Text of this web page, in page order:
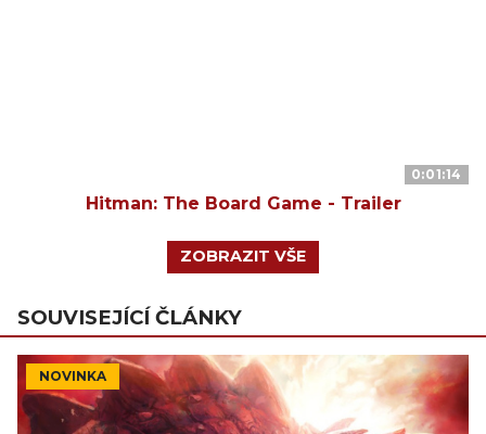
0:01:14
Hitman: The Board Game - Trailer
ZOBRAZIT VŠE
SOUVISEJÍCÍ ČLÁNKY
NOVINKA